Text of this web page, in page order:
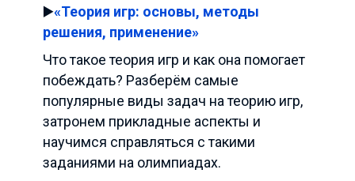
▶️«Теория игр: основы, методы
решения, применение»
Что такое теория игр и как она помогает
побеждать? Разберём самые
популярные виды задач на теорию игр,
затронем прикладные аспекты и
научимся справляться с такими
заданиями на олимпиадах.